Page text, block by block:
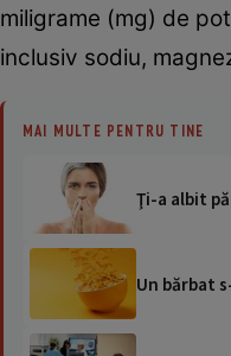
miligrame (mg) de
inclusiv sodiu,
MAI MULTE PENTRU TINE
Ţi-a albit
Un bărbat